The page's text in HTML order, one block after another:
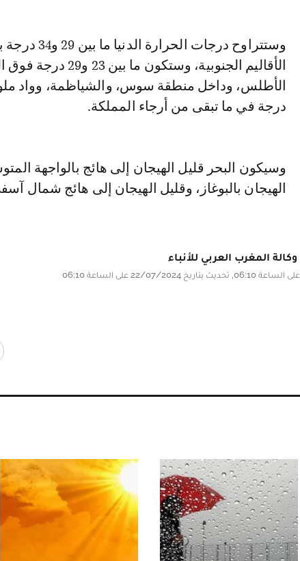
وستتراوح
الأقاليم الجنوبية،
درجة في ما تبقى من أرجاء المملكة.
وسيكون البحر قليل الهيجان إلى هائج بالواجهة
الهيجان بالبوغاز، وقليل الهيجان إلى هائج شمال
وكالة المغرب العربي للأنباء